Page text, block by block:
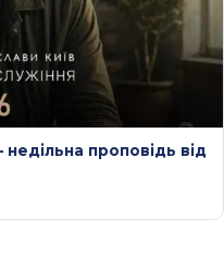
проповідь від